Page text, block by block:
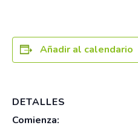
Añadir al calendario
DETALLES
Comienza: